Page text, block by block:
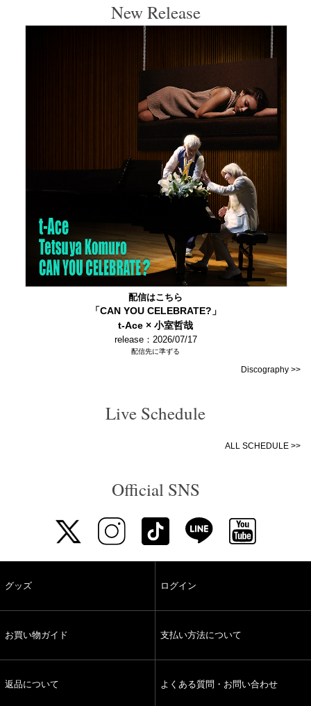
New Release
配信はこちら
「CAN YOU CELEBRATE?」
t-Ace × 小室哲哉
release：2026/07/17
配信先に準ずる
Discography >>
Live Schedule
ALL SCHEDULE >>
Official SNS
グッズ ログイン
お買い物ガイド 支払い方法について
返品について よくある質問・お問い合わせ